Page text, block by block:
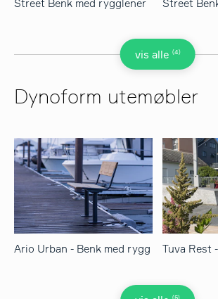
vis alle (4)
Street Benk med rygglener Street
Dynoform utemøbler
(5)
Ario Urban - Benk med rygg Tuva Rest